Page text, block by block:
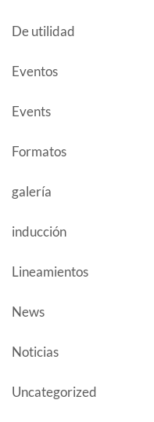
De utilidad
Eventos
Events
Formatos
galería
inducción
Lineamientos
News
Noticias
Uncategorized